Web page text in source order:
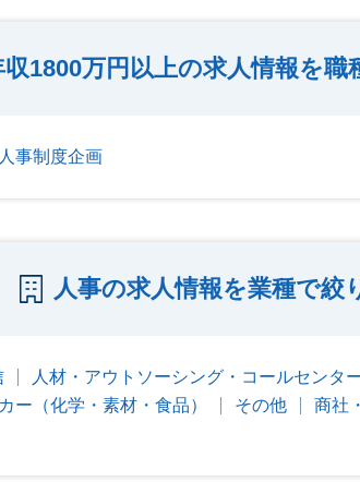
収1800万円以上の求人情報を職
人事制度企画
人事の求人情報を業種で絞
人材・アウトソーシング・コールセンタ
ー（化学・素材・食品） その他 商社